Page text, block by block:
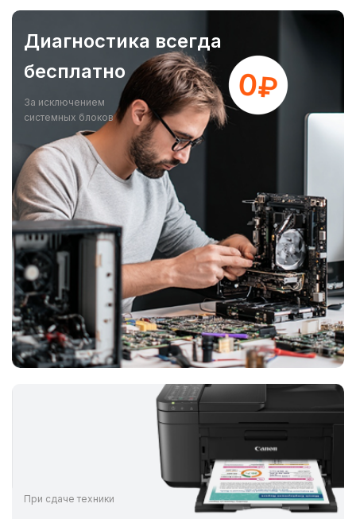
Диагностика всегда
бесплатно
За исключением
системных блоков
При сдаче техники